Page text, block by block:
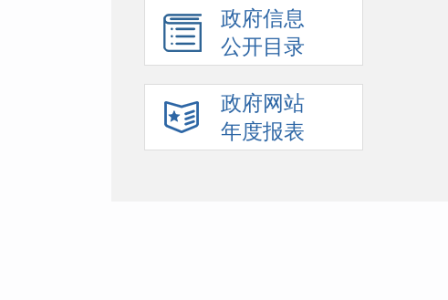
政府信息
公开目录
政府网站
年度报表